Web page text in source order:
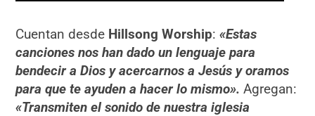
Cuentan desde Hillsong Worship:«Estas
canciones nos han dado un lenguaje para
bendecir a Dios y acercarnos a Jesús y oramos
para que te ayuden a hacer lo mismo».Agregan:
«Transmiten el sonido de nuestra iglesia